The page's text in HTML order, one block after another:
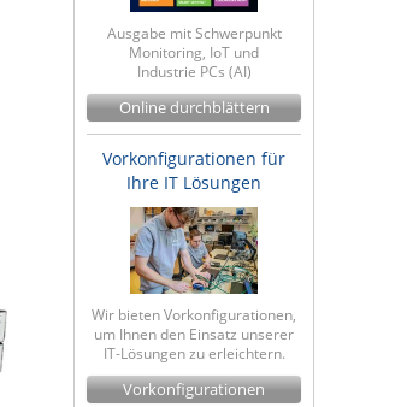
Ausgabe mit Schwerpunkt
Monitoring, IoT und
Industrie PCs (AI)
Online durchblättern
Vorkonfigurationen für
Ihre IT Lösungen
Wir bieten Vorkonfigurationen,
um Ihnen den Einsatz unserer
IT-Lösungen zu erleichtern.
Vorkonfigurationen